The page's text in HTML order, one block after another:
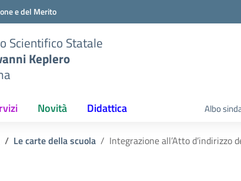
e del Merito
Scientifico Statale
Keplero
Novità Didattica Albo
Le carte della scuola Integrazione all’Atto d’indirizzo